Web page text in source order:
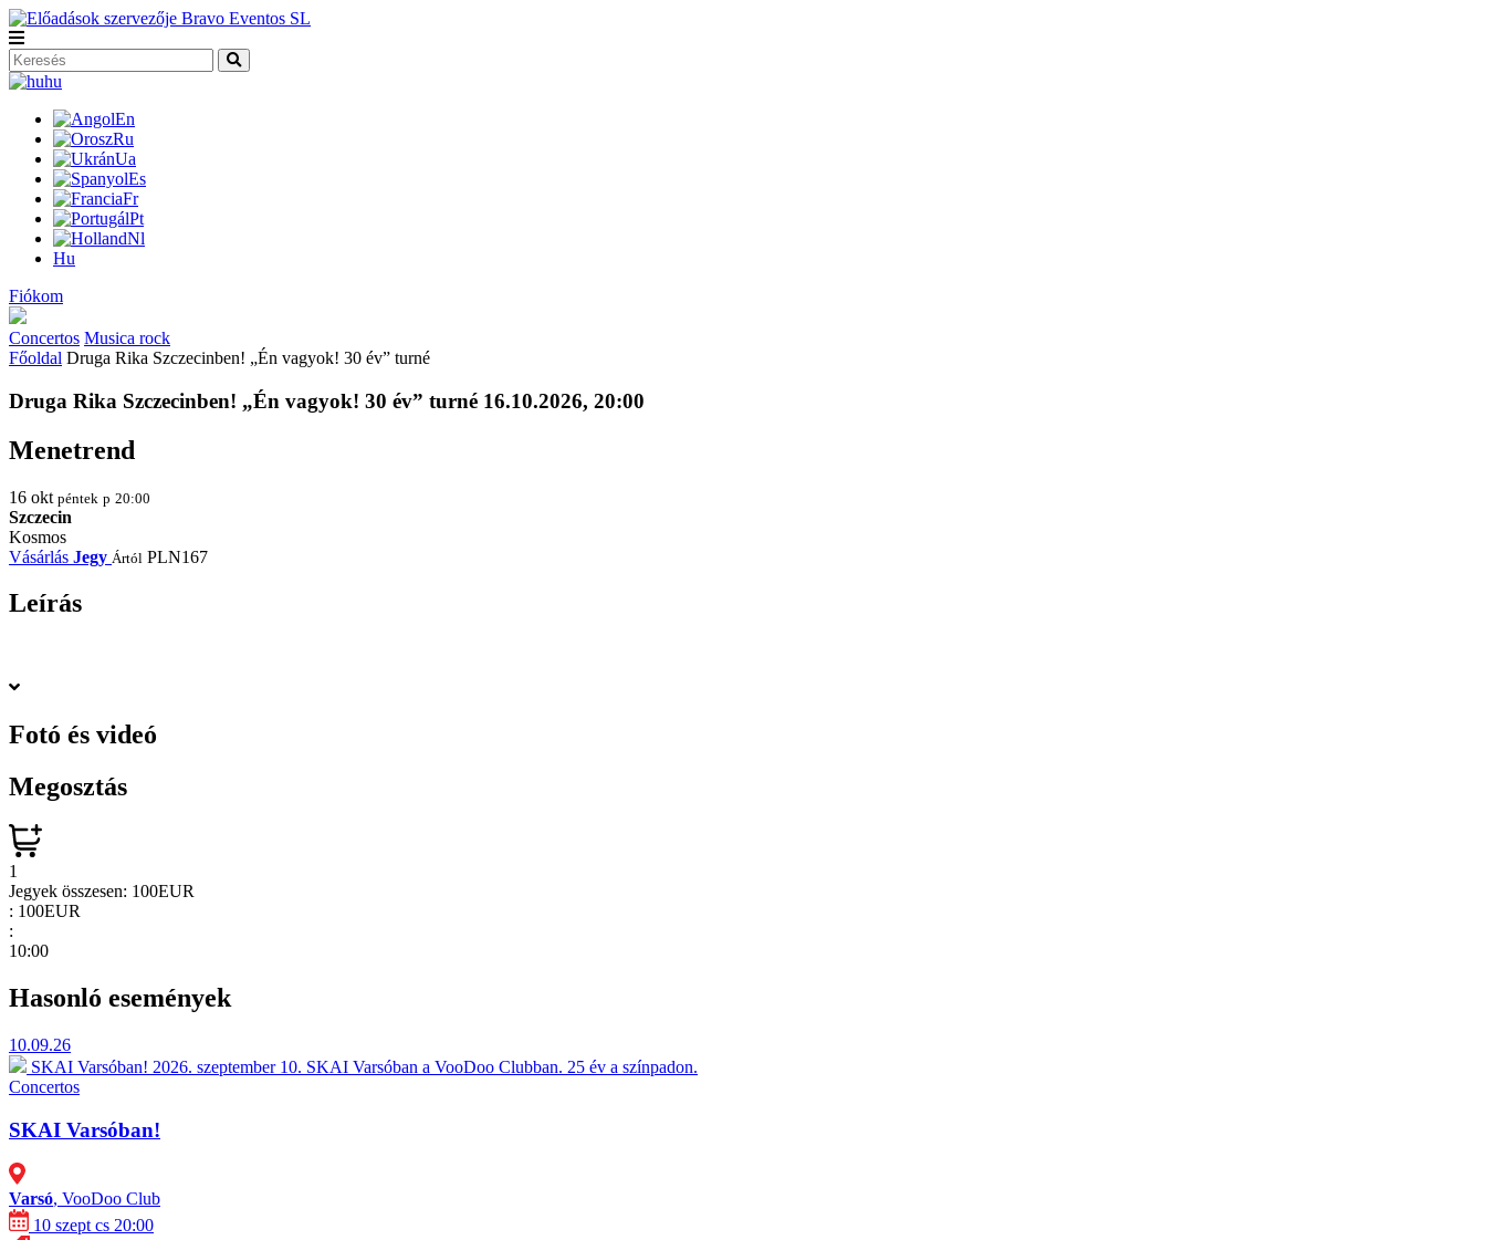
hu
En
Ru
Ua
Es
Fr
Pt
Nl
Hu
Fiókom
Concertos Musica rock
Főoldal Druga Rika Szczecinben! „Én vagyok! 30 év” turné
Druga Rika Szczecinben! „Én vagyok! 30 év” turné 16.10.2026, 20:00
Menetrend
16 okt péntek p 20:00
Szczecin
Kosmos
Vásárlás Jegy Ártól PLN167
Leírás
Fotó és videó
Megosztás
1
Jegyek összesen: 100EUR
: 100EUR
:
10:00
Hasonló események
10.09.26
SKAI Varsóban! 2026. szeptember 10. SKAI Varsóban a VooDoo Clubban. 25 év a színpadon.
Concertos
SKAI Varsóban!
Varsó, VooDoo Club
10 szept cs 20:00